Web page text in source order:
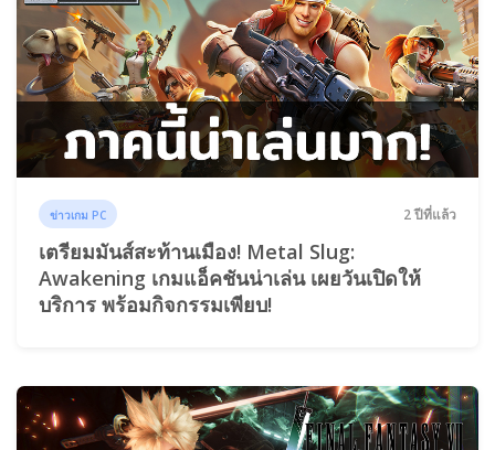
ข่าวเกม PC 2 ปีที่แล้ว
เตรียมมันส์สะท้านเมือง! Metal Slug:
Awakening เกมแอ็คชันน่าเล่น เผยวันเปิดให้
บริการ พร้อมกิจกรรมเพียบ!